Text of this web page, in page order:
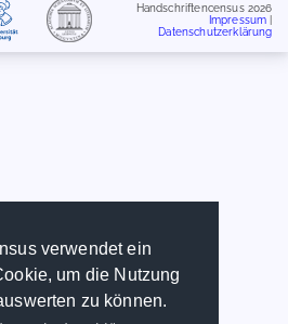
verwendet ein
um die Nutzung
zu können.
Handschriftencensus 2026
Impressum
Datenschutzerklärung